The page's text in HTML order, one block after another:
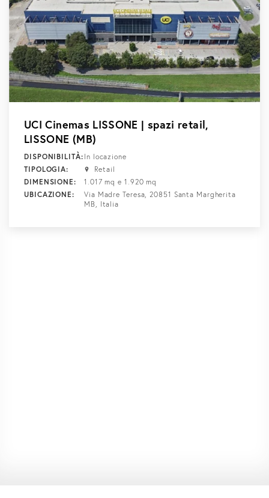
UCI Cinemas LISSONE | spazi retail,
LISSONE (MB)
DISPONIBILITÀ: In locazione
TIPOLOGIA:
Retail
DIMENSIONE:
1.017 mq e 1.920 mq
UBICAZIONE:
Via Madre Teresa, 20851 Santa Margherita
MB, Italia